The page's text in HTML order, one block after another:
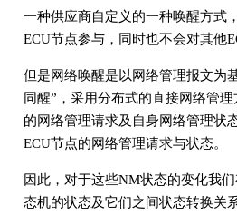
一种供应商自定义的一种唤醒方式
ECU节点参与，同时也不会对其他
但是网络唤醒是以网络管理报文为
同醒”，采用分布式的直接网络管
的网络管理请求及自身网络管理状
ECU节点的网络管理请求与状态。
因此，对于这些NM状态的变化我
态机的状态及它们之间状态转换关